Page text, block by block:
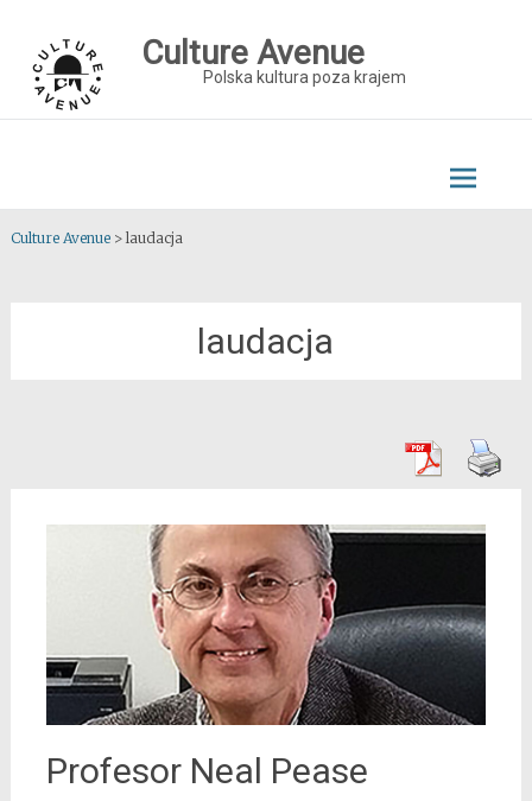
content
Culture Avenue
Polska kultura poza krajem
Culture Avenue> laudacja
laudacja
Profesor Neal Pease